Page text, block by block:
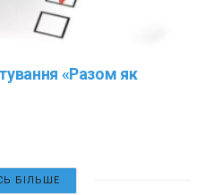
«Разом як
БІЛЬШЕ